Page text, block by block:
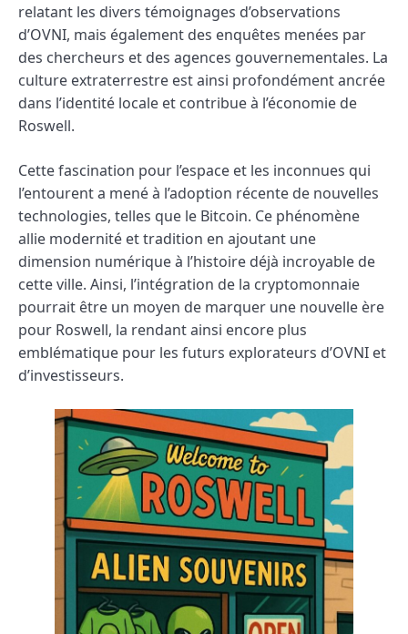
relatant les divers témoignages d’observations
d’OVNI, mais également des enquêtes menées par
des chercheurs et des agences gouvernementales. La
culture extraterrestre est ainsi profondément ancrée
dans l’identité locale et contribue à l’économie de
Roswell.
Cette fascination pour l’espace et les inconnues qui
l’entourent a mené à l’adoption récente de nouvelles
technologies, telles que le Bitcoin. Ce phénomène
allie modernité et tradition en ajoutant une
dimension numérique à l’histoire déjà incroyable de
cette ville. Ainsi, l’intégration de la cryptomonnaie
pourrait être un moyen de marquer une nouvelle ère
pour Roswell, la rendant ainsi encore plus
emblématique pour les futurs explorateurs d’OVNI et
d’investisseurs.